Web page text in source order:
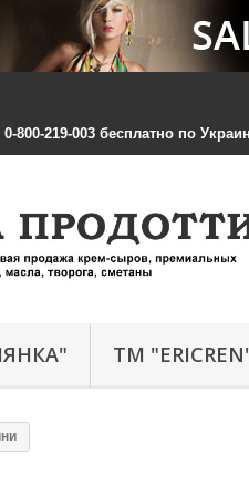
0-800-219-003 бесплатно по
ТМ